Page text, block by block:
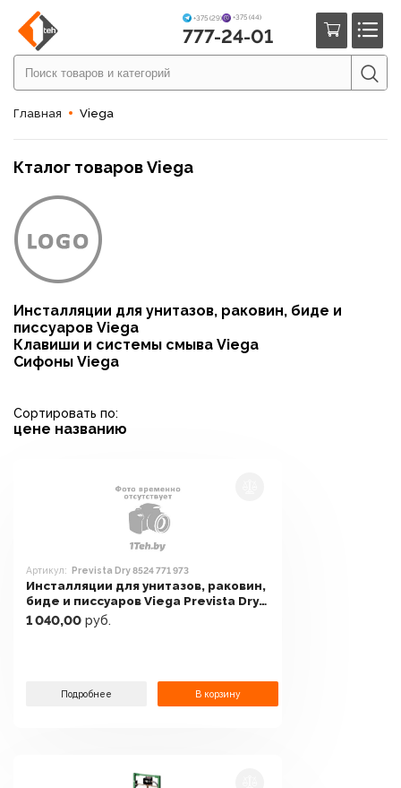
+375 (29) +375 (44)
777-24-01
Главная Viega
Кталог товаров Viega
Инсталляции для унитазов, раковин, биде и
писсуаров Viega
Клавиши и системы смыва Viega
Сифоны Viega
Сортировать по:
цене названию
Артикул: Prevista Dry 8524 771 973
Инсталляции для унитазов, раковин,
биде и писсуаров Viega Prevista Dry
8524 771 973
1 040,00 руб.
Подробнее В корзину